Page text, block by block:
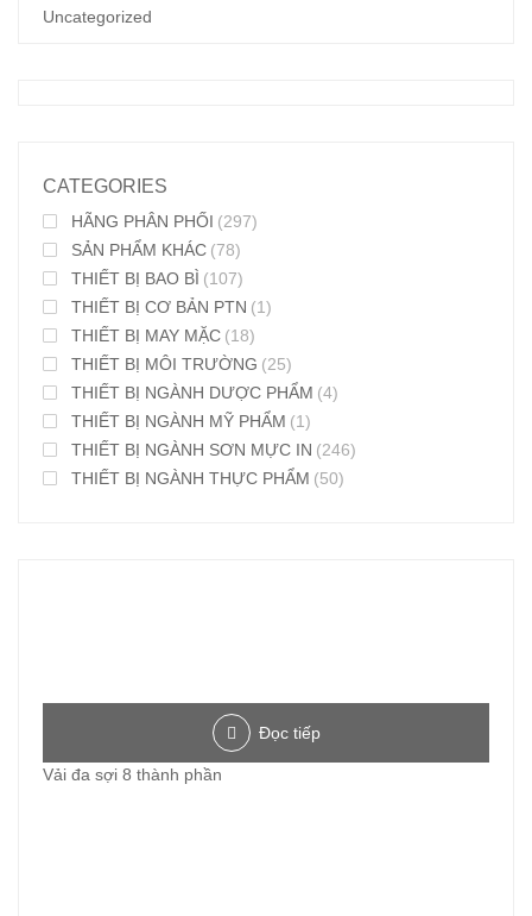
Uncategorized
CATEGORIES
HÃNG PHÂN PHỐI (297)
SẢN PHẨM KHÁC (78)
THIẾT BỊ BAO BÌ (107)
THIẾT BỊ CƠ BẢN PTN (1)
THIẾT BỊ MAY MẶC (18)
THIẾT BỊ MÔI TRƯỜNG (25)
THIẾT BỊ NGÀNH DƯỢC PHẨM (4)
THIẾT BỊ NGÀNH MỸ PHẨM (1)
THIẾT BỊ NGÀNH SƠN MỰC IN (246)
THIẾT BỊ NGÀNH THỰC PHẨM (50)
Đọc tiếp
Vải đa sợi 8 thành phần